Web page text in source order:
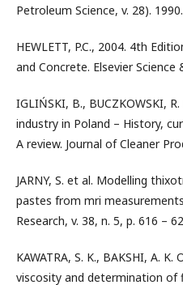
Petroleum Science, v. 28). 1990.
HEWLETT, P.C., 2004. 4th
and Concrete. Elsevier
IGLIŃSKI, B., BUCZKOWSKI,
industry in Poland – History,
A review. Journal of Cleaner
JARNY, S. et al. Modelling
pastes from mri
Research, v. 38, n. 5, p. 616 –
KAWATRA, S. K., BAKSHI, A.
viscosity and determination of